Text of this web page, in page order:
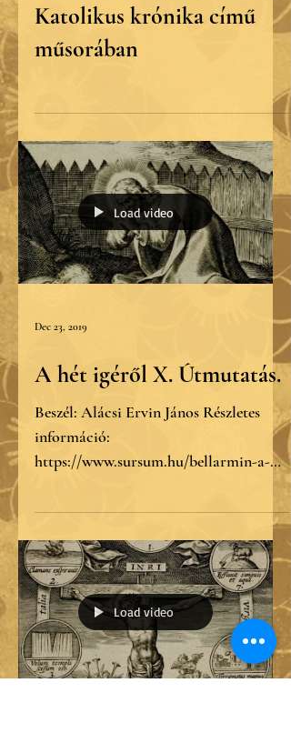
Katolikus krónika című
műsorában
Load video
Dec 23, 2019
A hét igéről X. Útmutatás.
Beszél: Alácsi Ervin János Részletes
információ:
https://www.sursum.hu/bellarmin-a-
Load video